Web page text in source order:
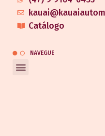
Catálogo
NAVEGUE